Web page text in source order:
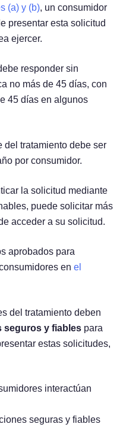
(a) y (b), un consumidor
presentar esta solicitud
ejercer.
responder sin
no más de 45 días, con
45 días en algunos
del tratamiento debe ser
por consumidor.
la solicitud mediante
puede solicitar más
acceder a su solicitud.
aprobados para
en el
del tratamiento deben
seguros y fiables para
estas solicitudes,
interactúan
seguras y fiables